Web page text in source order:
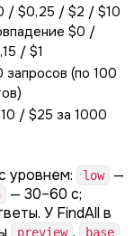
/ $0,25 / $2 / $10
$0 /
/ $1
запросов (по 100
/ $25 за 1000
уровнем: low
—
— 30–60 с;
У FindAll в
preview , base